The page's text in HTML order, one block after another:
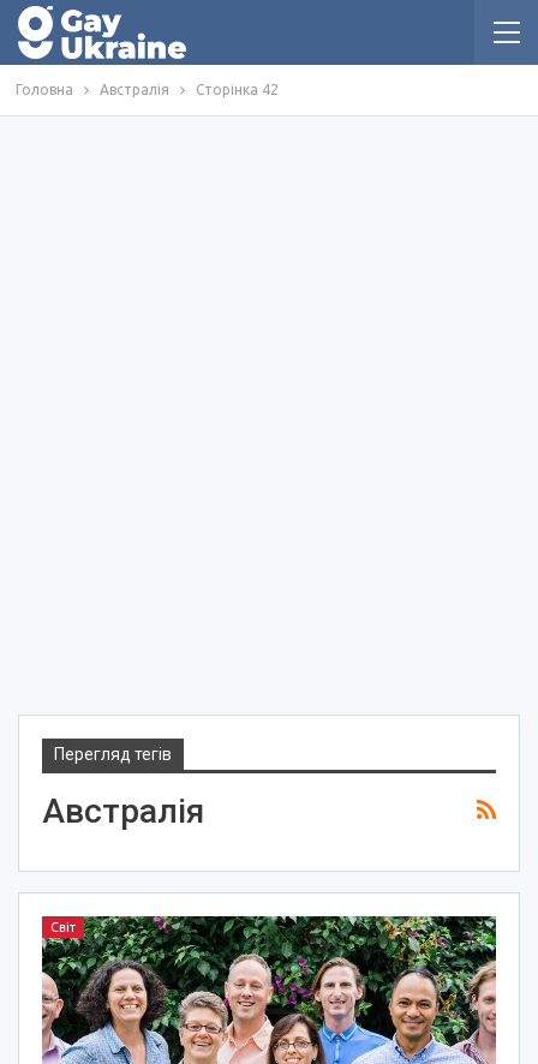
Головна Австралія Сторінка 42
Перегляд тегів
Австралія
Світ